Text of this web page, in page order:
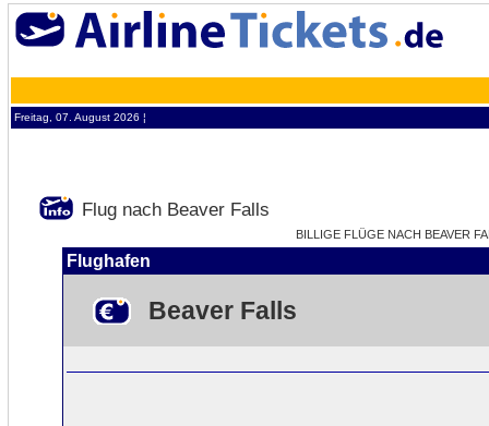
Freitag, 07. August 2026 ¦
Flug nach Beaver Falls
BILLIGE FLÜGE NACH BEAVER
Flughafen
Beaver Falls